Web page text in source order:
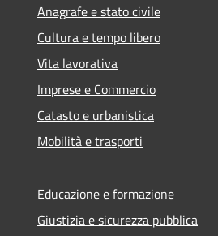
Anagrafe e stato civile
Cultura e tempo libero
Vita lavorativa
Imprese e Commercio
Catasto e urbanistica
Mobilità e trasporti
Educazione e formazione
Giustizia e sicurezza pubblica